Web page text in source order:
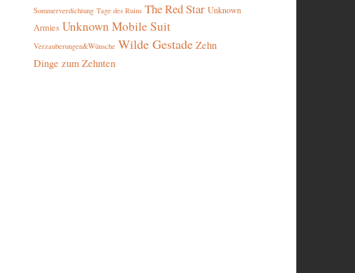
Sommerverdichtung Tage des Ruins The Red Star Unknown
Armies Unknown Mobile Suit
Verzauberungen&Wünsche Wilde Gestade Zehn
Dinge zum Zehnten